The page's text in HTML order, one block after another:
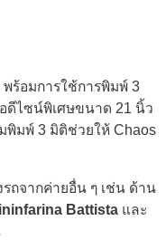
ร้อมการใช้การพิมพ์ 3
ดีไซน์พิเศษขนาด 21 นิ้ว
พิมพ์ 3 มิติช่วยให้ Chaos
ถจากค่ายอื่น ๆ เช่น ด้าน
Battista และ